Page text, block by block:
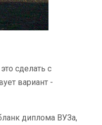
сделать с
вариант -
диплома ВУЗа,